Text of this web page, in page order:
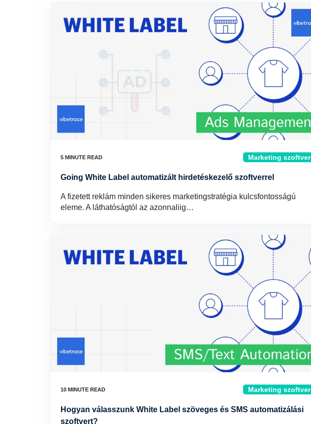
Marketing szoftver
Going White Label automatizált hirdetéskezelő szoftverrel
A fizetett reklám minden sikeres marketingstratégia kulcsfontosságú
eleme. A láthatóságtól az azonnaliig…
Marketing szoftver
Hogyan válasszunk White Label szöveges és SMS automatizálási
szoftvert?